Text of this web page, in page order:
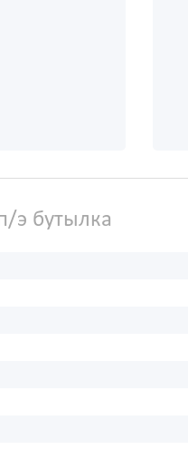
э бутылка